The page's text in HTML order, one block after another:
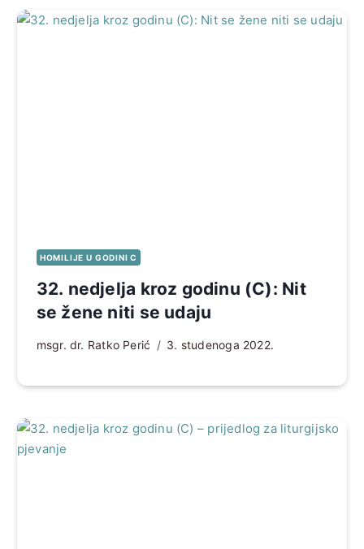
HOMILIJE U GODINI C
32. nedjelja kroz godinu (C): Nit
se žene niti se udaju
msgr. dr. Ratko Perić 3. studenoga 2022.